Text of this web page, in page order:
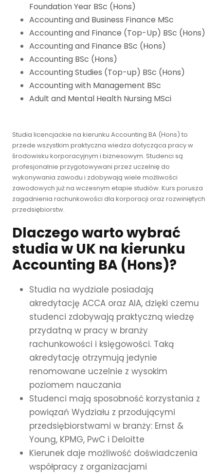
Foundation Year BSc (Hons)
Accounting and Business Finance MSc
Accounting and Finance (Top-Up) BSc (Hons)
Accounting and Finance BSc (Hons)
Accounting BSc (Hons)
Accounting Studies (Top-up) BSc (Hons)
Accounting with Management BSc
Adult and Mental Health Nursing MSci
Studia licencjackie na kierunku Accounting BA (Hons) to
przede wszystkim praktyczna wiedza dotycząca pracy w
środowisku korporacyjnym i biznesowym. Studenci są
profesjonalnie przygotowywani przez uczelnię do
wykonywania zawodu i zdobywają wiele możliwości
zawodowych już na wczesnym etapie studiów. Kurs porusza
zagadnienia rachunkowości dla korporacji oraz rozwiniętych
przedsiębiorstw.
Dlaczego warto wybrać
studia w UK na kierunku
Accounting BA (Hons)?
Studia na wydziale posiadają
akredytację ACCA oraz AIA, dzięki czemu
studenci zdobywają praktyczną wiedzę
przydatną w pracy w branży
rachunkowości i księgowości. Taką
akredytację otrzymują jedynie
renomowane uczelnie z wysokim
poziomem nauczania
Studenci mają sposobność korzystania z
powiązań Wydziału z przodującymi
przedsiębiorstwami w branży: Ernst &
Young, KPMG, PwC i Deloitte
Kierunek daje możliwość doświadczenia
współpracy z organizacjami